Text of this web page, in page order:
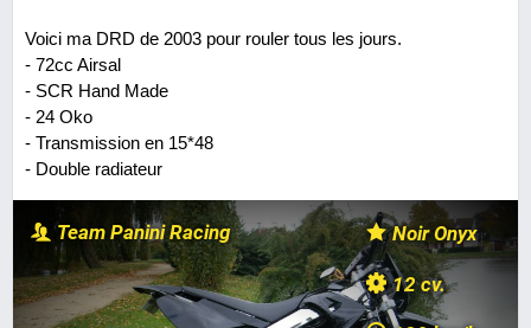
Voici ma DRD de 2003 pour rouler tous les jours.
- 72cc Airsal
- SCR Hand Made
- 24 Oko
- Transmission en 15*48
- Double radiateur
Team Panini Racing Noir Onyx
12 cv.